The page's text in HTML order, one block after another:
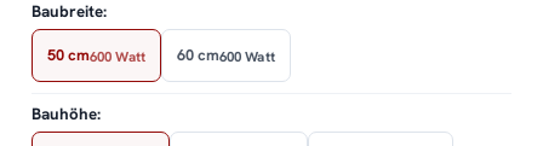
Baubreite:
50 cm600 Watt 60 cm600 Watt
Bauhöhe: